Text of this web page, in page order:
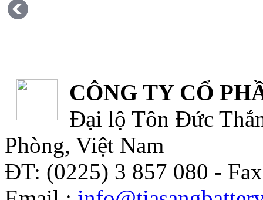
CÔNG TY CỔ
Đại lộ Tôn Đức
Phòng, Việt Nam
ĐT: (0225) 3 857 080 -